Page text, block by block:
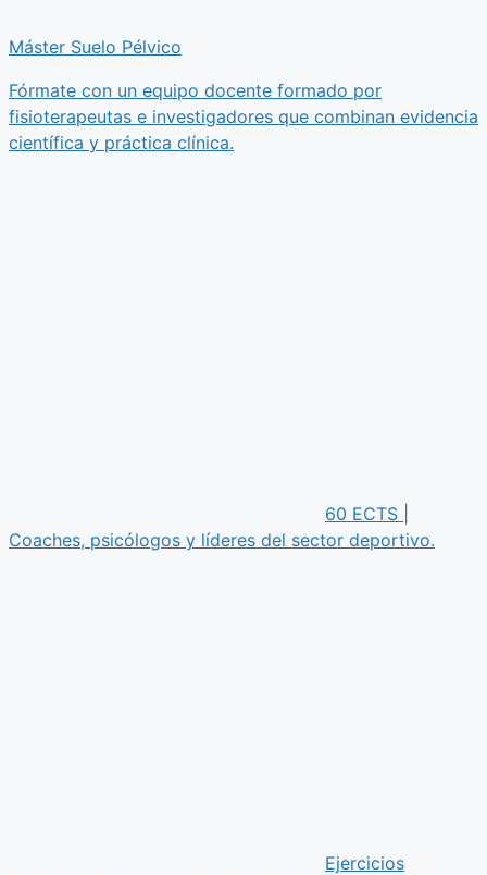
Máster Suelo Pélvico
Fórmate con un equipo docente formado por
fisioterapeutas e investigadores que combinan evidencia
científica y práctica clínica.
60 ECTS |
Coaches, psicólogos y líderes del sector deportivo.
Ejercicios